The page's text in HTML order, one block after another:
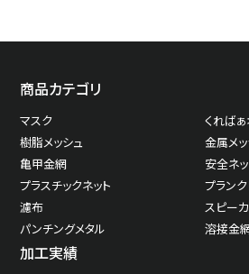
商品カテゴリ
マスク
くれば
樹脂メッシュ
金属メ
亀甲金網
安全ネッ
プラスチックネット
プランク
濾布
スピー
パンチングメタル
溶接金
加工実績